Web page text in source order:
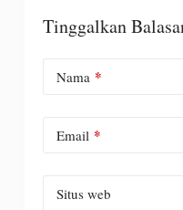
Tinggalkan
Nama*
Email*
Situs web